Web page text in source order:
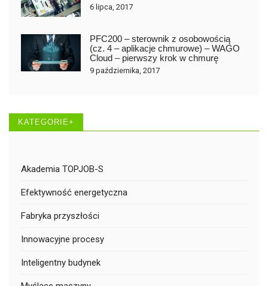
6 lipca, 2017
PFC200 – sterownik z osobowością
(cz. 4 – aplikacje chmurowe) – WAGO
Cloud – pierwszy krok w chmurę
9 października, 2017
KATEGORIE+
Akademia TOPJOB-S
Efektywność energetyczna
Fabryka przyszłości
Innowacyjne procesy
Inteligentny budynek